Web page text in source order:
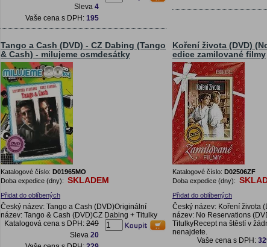
Sleva 4
Vaše cena s DPH: 195
Tango a Cash (DVD) - CZ Dabing (Tango
& Cash) - milujeme osmdesátky
Katalogové číslo: D01965MO
Doba expedice (dny): SKLADEM
Přidat do oblíbených
Český název: Tango a Cash (DVD)Originální
název: Tango & Cash (DVD)CZ Dabing + Titulky
Katalogová cena s DPH: 249
Sleva 20
Koření života (DVD)
edice zamilované filmy
Katalogové číslo: D02506ZF
Doba expedice (dny):
Přidat do oblíbených
Český název: Koření života
název: No Reservations
TitulkyRecept na štěstí v
nenajdete.
Vaše cena s DPH: